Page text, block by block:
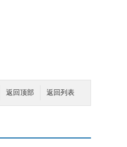
返回列表
返回顶部